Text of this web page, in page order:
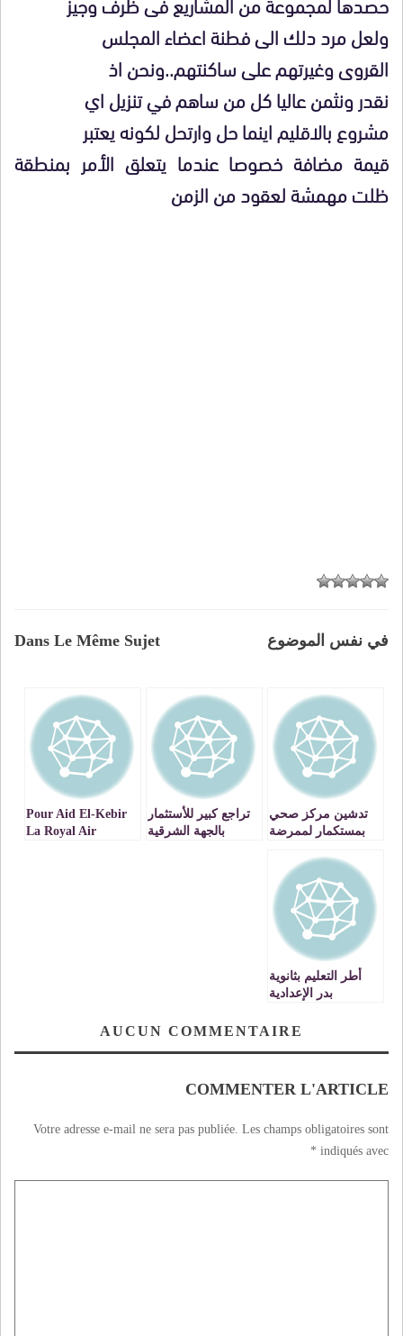
ولعل مرد دلك الى فطنة اعضاء المجلس
القروى وغيرتهم على ساكنتهم..ونحن اذ
نقدر ونثمن عاليا كل من ساهم في تنزيل اي
مشروع بالاقليم اينما حل وارتحل لكونه يعتبر
قيمة مضافة خصوصا عندما يتعلق الأمر بمنطقة
ظلت مهمشة لعقود من الزمن
Dans Le Même Sujet في نفس الموضوع
تدشين مركز صحي
بمستكمار لممرضة
تراجع كبير للأستثمار
بالجهة الشرقية
Pour Aid El-Kebir
La Royal Air
أطر التعليم بثانوية
بدر الإعدادية
بالمؤسسة لسنـــــةAUCUN COMMENTAIRE
COMMENTER L'ARTICLE
Votre adresse e-mail ne sera pas publiée. Les champs obligatoires sont
indiqués avec
*